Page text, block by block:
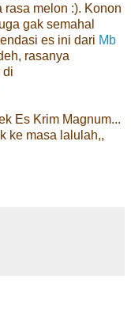
rasa melon :). Konon
gak semahal
es ini dari Mb
rasanya
di
Es Krim Magnum...
ke masa lalulah,,